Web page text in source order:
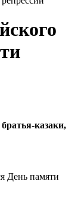
казаки,
День памяти